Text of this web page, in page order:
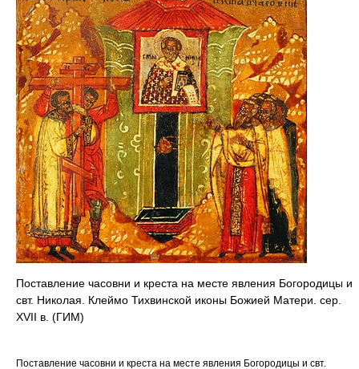
Поставление часовни и креста на месте явления Богородицы и
свт. Николая. Клеймо Тихвинской иконы Божией Матери. сер.
XVII в. (ГИМ)
Поставление часовни и креста на месте явления Богородицы и свт.